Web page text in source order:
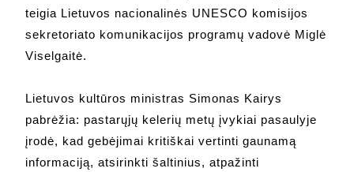
teigia Lietuvos nacionalinės UNESCO komisijos
sekretoriato komunikacijos programų vadovė Miglė
Viselgaitė.
Lietuvos kultūros ministras Simonas Kairys
pabrėžia: pastarųjų kelerių metų įvykiai pasaulyje
įrodė, kad gebėjimai kritiškai vertinti gaunamą
informaciją, atsirinkti šaltinius, atpažinti